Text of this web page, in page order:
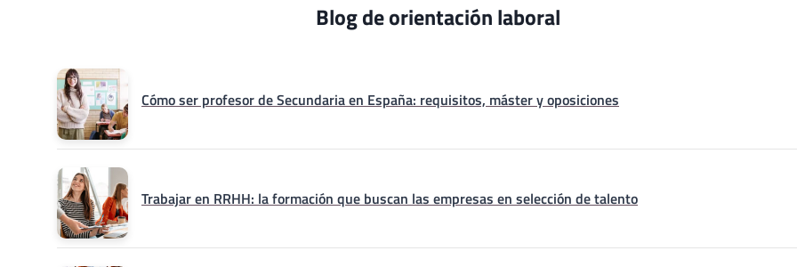
Blog de orientación laboral
Cómo ser profesor de Secundaria en España: requisitos, máster y oposiciones
Trabajar en RRHH: la formación que buscan las empresas en selección de talento